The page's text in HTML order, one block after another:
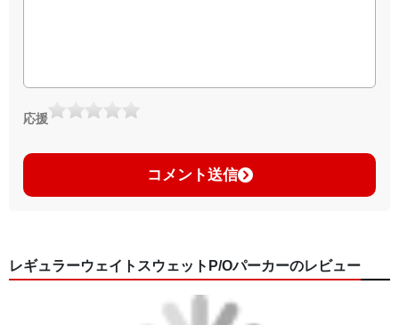
応援
コメント送信
レギュラーウェイトスウェットP/Oパーカーのレビュー